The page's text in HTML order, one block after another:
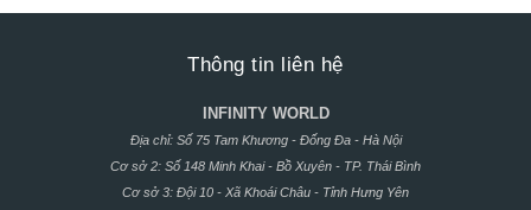
Thông tin liên hệ
INFINITY WORLD
Địa chỉ: Số 75 Tam Khương - Đống Đa - Hà Nội
Cơ sở 2: Số 148 Minh Khai - Bồ Xuyên - TP. Thái Bình
Cơ sở 3: Đội 10 - Xã Khoái Châu - Tỉnh Hưng Yên